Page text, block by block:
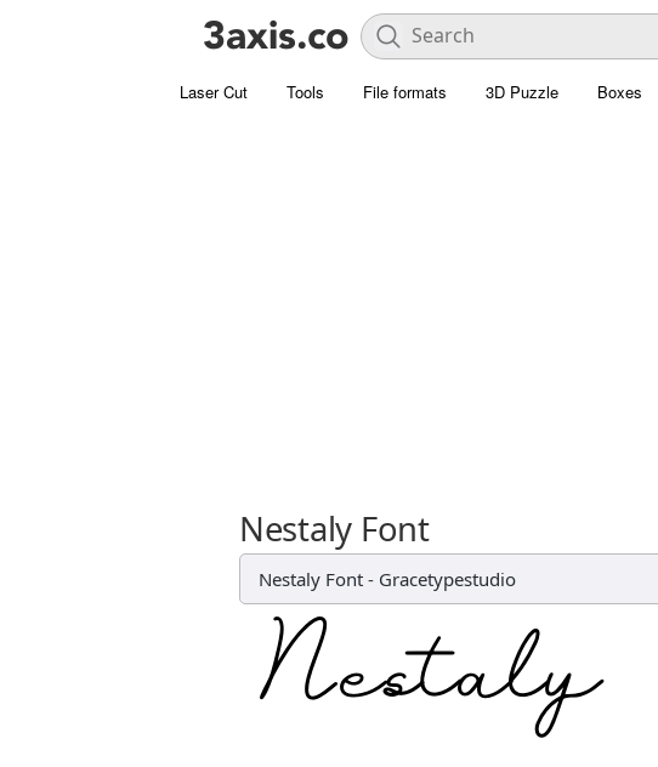
Laser Cut Tools File formats 3D Puzzle Boxes
Nestaly Font
Nestaly Font - Gracetypestudio